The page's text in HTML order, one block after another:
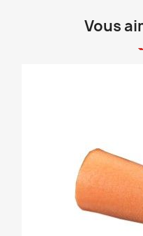
Vous